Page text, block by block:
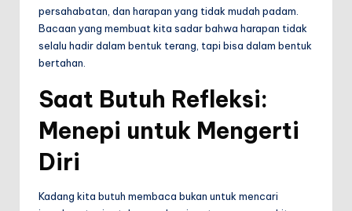
persahabatan, dan harapan yang tidak mudah padam.
Bacaan yang membuat kita sadar bahwa harapan tidak
selalu hadir dalam bentuk terang, tapi bisa dalam bentuk
bertahan.
Saat Butuh Refleksi:
Menepi untuk Mengerti
Diri
Kadang kita butuh membaca bukan untuk mencari